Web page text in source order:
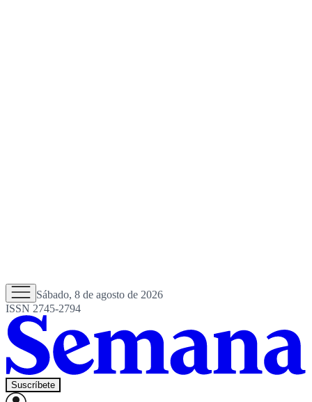
Sábado, 8 de agosto de 2026
ISSN 2745-2794
Suscríbete